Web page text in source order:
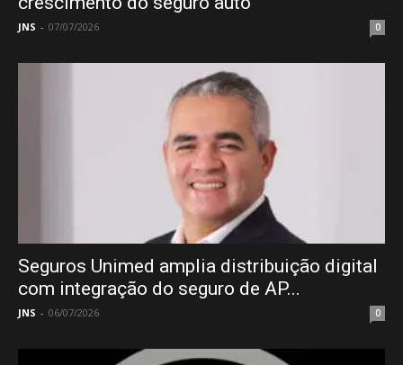
JNS - 07/07/2026 0
Seguros Unimed amplia distribuição digital
com integração do seguro de AP...
JNS - 06/07/2026 0